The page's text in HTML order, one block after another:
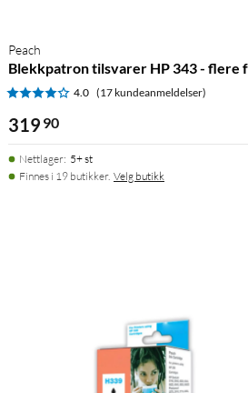
Peach
Blekkpatron tilsvarer HP 343 - flere
4.0 (17 kundeanmeldelser)
319 90
Nettlager: 5+ st
Finnes i 19 butikker. Velg butikk